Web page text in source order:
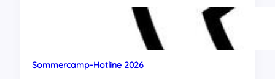
Sommercamp-Hotline 2026